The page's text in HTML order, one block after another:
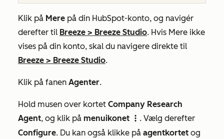
Klik på Mere på din HubSpot-konto, og navigér
derefter til Breeze > Breeze Studio. Hvis Mere ikke
vises på din konto, skal du navigere direkte til
Breeze > Breeze Studio.
Klik på fanen Agenter.
Hold musen over kortet Company Research
Agent, og klik på menuikonet verticalMenuIcon . Vælg derefter
Configure. Du kan også klikke på agentkortet og